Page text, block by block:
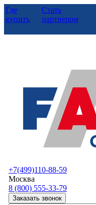
Где
купить
Стать
партнером
+7(499)110-88-59
Москва
8 (800) 555-33-79
Заказать звонок